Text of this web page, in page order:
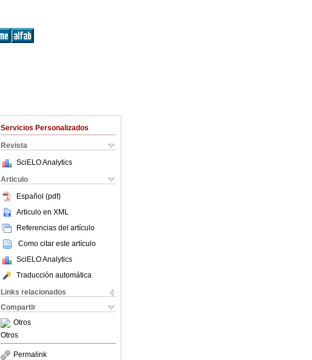
Servicios Personalizados
Revista
SciELO Analytics
Articulo
Español (pdf)
Articulo en XML
Referencias del artículo
Como citar este artículo
SciELO Analytics
Traducción automática
Links relacionados
Compartir
Otros
Otros
Permalink